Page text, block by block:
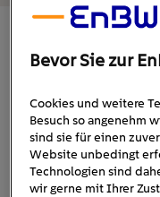
28. August 2021 1
Bevor Sie zur
Cookies und weitere
Besuch so angenehm
sind sie für einen
Website unbedingt
Technologien sind
wir gerne mit Ihrer